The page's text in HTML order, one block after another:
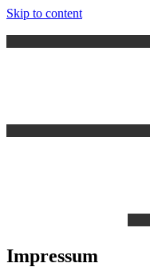
Skip to content
Impressum